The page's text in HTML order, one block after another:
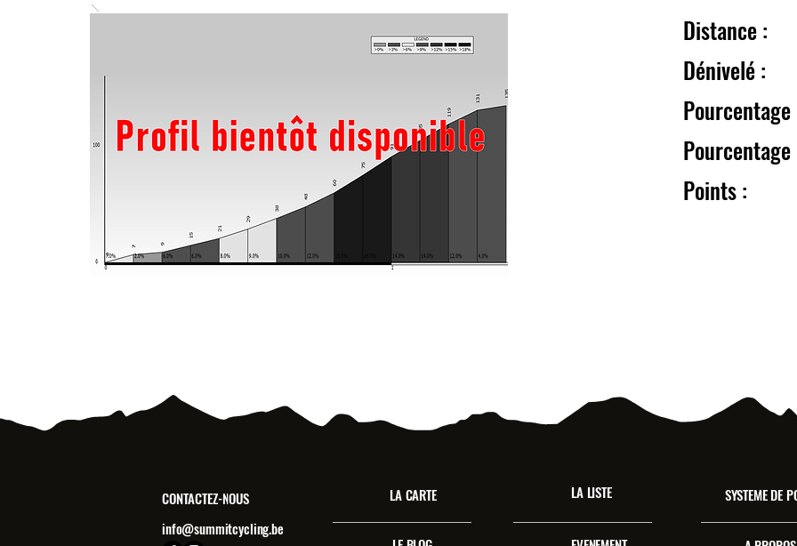
CONTACTEZ-NOUS
info@summitcycling.be
LA CARTE LA LISTE SYSTEME DE